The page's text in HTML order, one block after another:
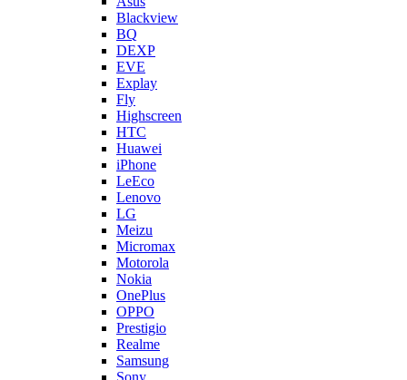
Blackview
BQ
DEXP
EVE
Explay
Fly
Highscreen
HTC
Huawei
iPhone
LeEco
Lenovo
LG
Meizu
Micromax
Motorola
Nokia
OnePlus
OPPO
Prestigio
Realme
Samsung
Sony